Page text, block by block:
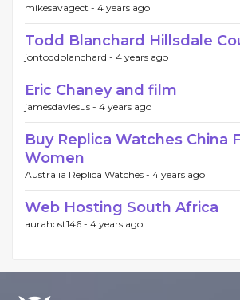
mikesavagect - 4 years ago
Todd Blanchard Hillsdale
jontoddblanchard - 4 years ago
Eric Chaney and film
jamesdaviesus - 4 years ago
Buy Replica Watches China
Women
Australia Replica Watches - 4 years ago
Web Hosting South Africa
aurahost146 - 4 years ago